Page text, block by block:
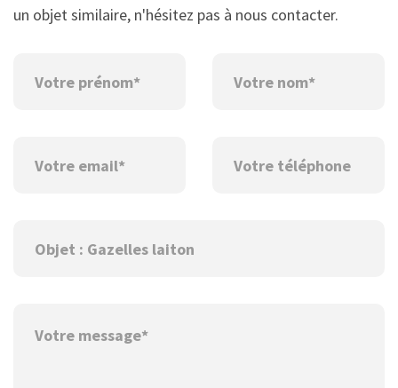
un objet similaire, n'hésitez pas à nous contacter.